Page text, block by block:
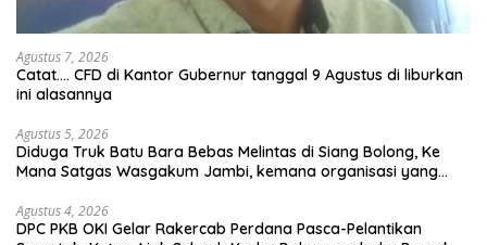
Agustus 7, 2026
Catat…. CFD di Kantor Gubernur tanggal 9 Agustus di liburkan
ini alasannya
Agustus 5, 2026
Diduga Truk Batu Bara Bebas Melintas di Siang Bolong, Ke
Mana Satgas Wasgakum Jambi, kemana organisasi yang
Agustus 4, 2026
DPC PKB OKI Gelar Rakercab Perdana Pasca-Pelantikan